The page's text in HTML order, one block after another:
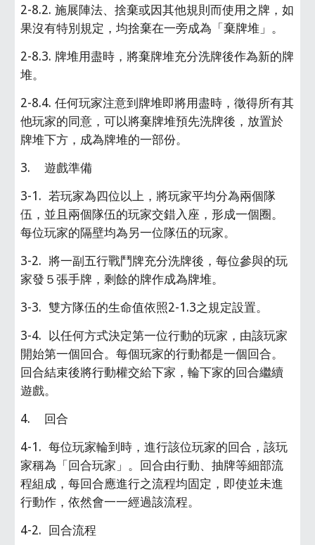
2-8.2. 施展陣法、捨棄或因其他規則而使用之牌，如
果沒有特別規定，均捨棄在一旁成為「棄牌堆」。
2-8.3. 牌堆用盡時，將棄牌堆充分洗牌後作為新的牌
堆。
2-8.4. 任何玩家注意到牌堆即將用盡時，徵得所有其
他玩家的同意，可以將棄牌堆預先洗牌後，放置於
牌堆下方，成為牌堆的一部份。
3.    遊戲準備
3-1.  若玩家為四位以上，將玩家平均分為兩個隊
伍，並且兩個隊伍的玩家交錯入座，形成一個圈。
每位玩家的隔壁均為另一位隊伍的玩家。
3-2.  將一副五行戰鬥牌充分洗牌後，每位參與的玩
家發５張手牌，剩餘的牌作成為牌堆。
3-3.  雙方隊伍的生命值依照2-1.3之規定設置。
3-4.  以任何方式決定第一位行動的玩家，由該玩家
開始第一個回合。每個玩家的行動都是一個回合。
回合結束後將行動權交給下家，輪下家的回合繼續
遊戲。
4.    回合
4-1.  每位玩家輪到時，進行該位玩家的回合，該玩
家稱為「回合玩家」。回合由行動、抽牌等細部流
程組成，每回合應進行之流程均固定，即使並未進
行動作，依然會一一經過該流程。
4-2.  回合流程